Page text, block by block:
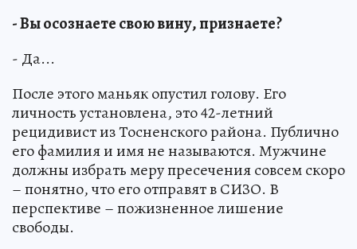
- Вы осознаете свою вину, признаете?
- Да...
После этого маньяк опустил голову. Его
личность установлена, это 42-летний
рецидивист из Тосненского района. Публично
его фамилия и имя не называются. Мужчине
должны избрать меру пресечения совсем скоро
– понятно, что его отправят в СИЗО. В
перспективе – пожизненное лишение
свободы.